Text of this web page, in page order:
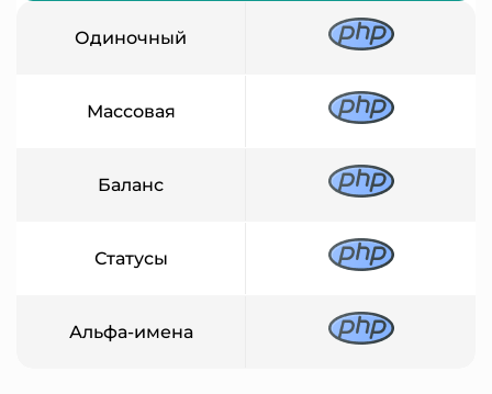
Одиночный
Массовая
Баланс
Статусы
Альфа-имена